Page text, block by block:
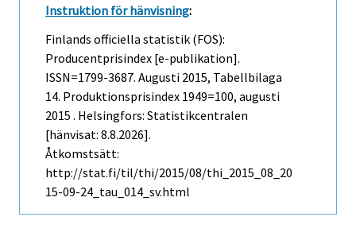
Instruktion för hänvisning:
Finlands officiella statistik (FOS):
Producentprisindex [e-publikation].
ISSN=1799-3687. Augusti 2015, Tabellbilaga
14. Produktionsprisindex 1949=100, augusti
2015 . Helsingfors: Statistikcentralen
[hänvisat: 8.8.2026].
Åtkomstsätt:
http://stat.fi/til/thi/2015/08/thi_2015_08_20
15-09-24_tau_014_sv.html